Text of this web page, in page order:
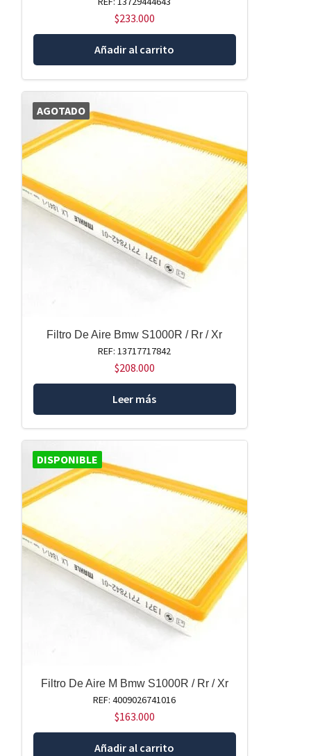
$233.000
Añadir al carrito
AGOTADO
Filtro De Aire Bmw S1000R / Rr / Xr
REF: 13717717842
$208.000
Leer más
DISPONIBLE
Filtro De Aire M Bmw S1000R / Rr / Xr
REF: 4009026741016
$163.000
Añadir al carrito